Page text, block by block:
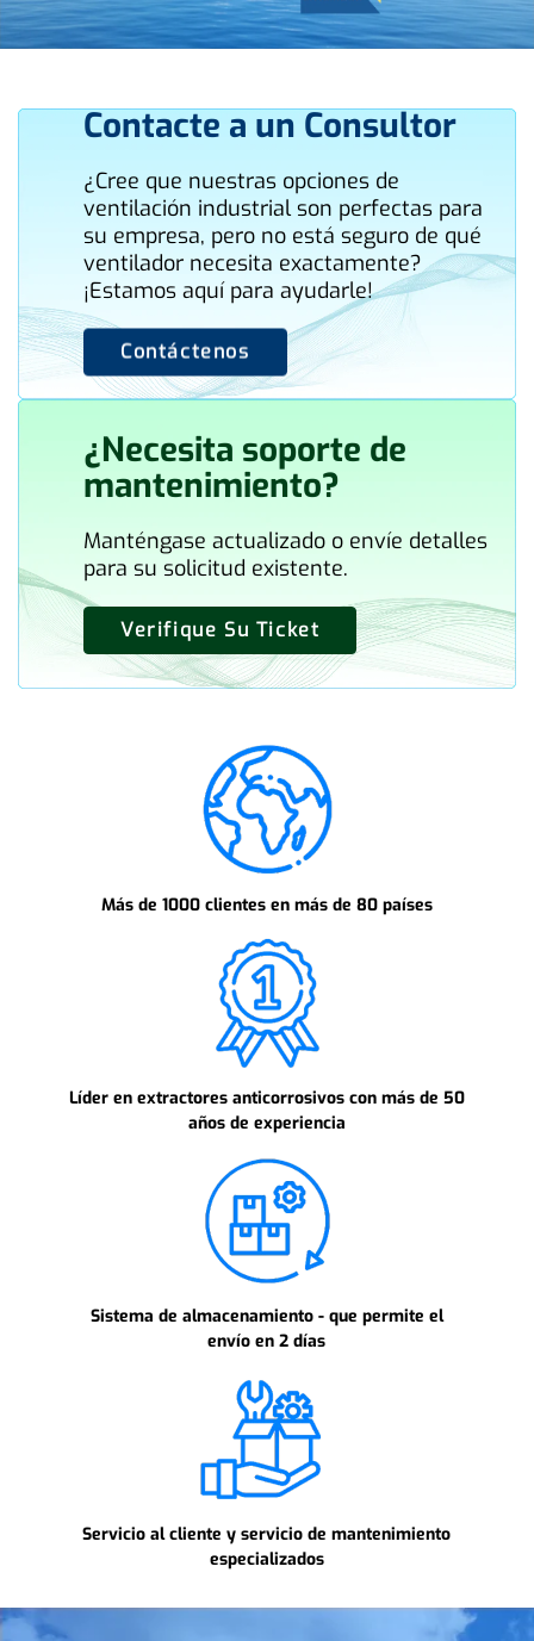
Contacte a un Consultor
¿Cree que nuestras opciones de
ventilación industrial son perfectas para
su empresa, pero no está seguro de qué
ventilador necesita exactamente?
¡Estamos aquí para ayudarle!
Contáctenos
¿Necesita soporte de
mantenimiento?
Manténgase actualizado o envíe detalles
para su solicitud existente.
Verifique Su Ticket
Más de 1000 clientes en más de 80 países
Líder en extractores anticorrosivos con más de 50
años de experiencia
Sistema de almacenamiento - que permite el
envío en 2 días
Servicio al cliente y servicio de mantenimiento
especializados